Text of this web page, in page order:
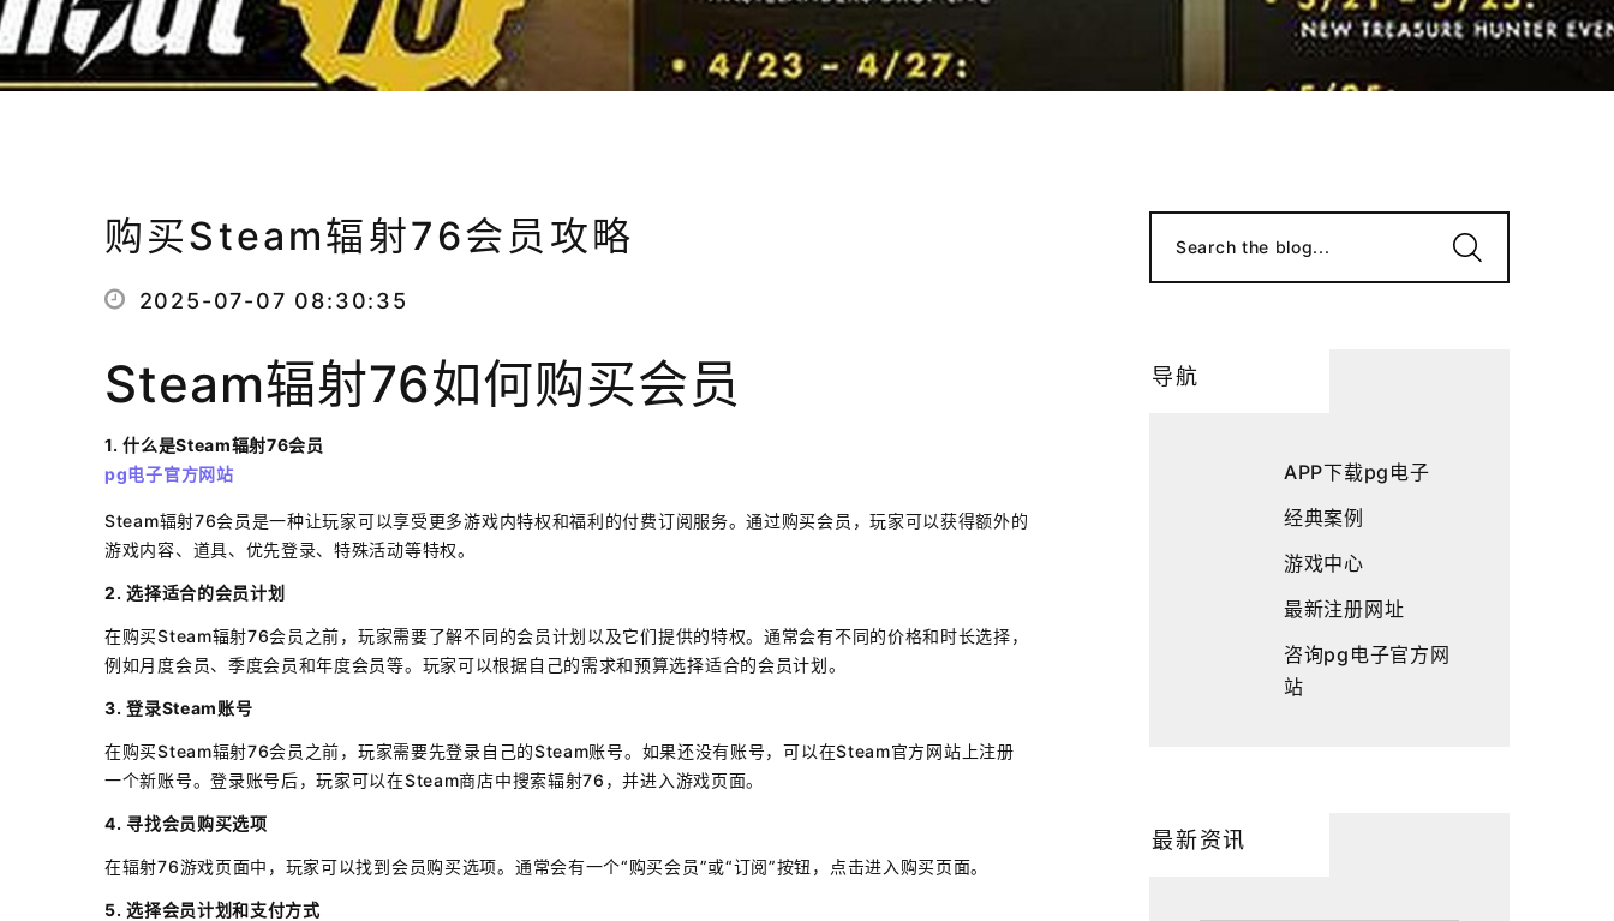
购买Steam辐射76会员攻略
2025-07-07 08:30:35
Steam辐射76如何购买会员
1. 什么是Steam辐射76会员
pg电子官方网站
Steam辐射76会员是一种让玩家可以享受更多游戏内特权和福利的付费订阅服务。通过购买会员，玩家可以获得额外的
游戏内容、道具、优先登录、特殊活动等特权。
2. 选择适合的会员计划
在购买Steam辐射76会员之前，玩家需要了解不同的会员计划以及它们提供的特权。通常会有不同的价格和时长选择，
例如月度会员、季度会员和年度会员等。玩家可以根据自己的需求和预算选择适合的会员计划。
3. 登录Steam账号
在购买Steam辐射76会员之前，玩家需要先登录自己的Steam账号。如果还没有账号，可以在Steam官方网站上注册
一个新账号。登录账号后，玩家可以在Steam商店中搜索辐射76，并进入游戏页面。
4. 寻找会员购买选项
在辐射76游戏页面中，玩家可以找到会员购买选项。通常会有一个“购买会员”或“订阅”按钮，点击进入购买页面。
5. 选择会员计划和支付方式
Search the blog...
导航
APP下载pg电子
经典案例
游戏中心
最新注册网址
咨询pg电子官方网
站
最新资讯